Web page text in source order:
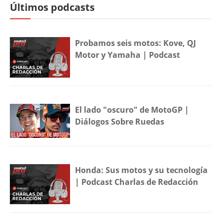
Últimos podcasts
Probamos seis motos: Kove, QJ
Motor y Yamaha | Podcast
El lado "oscuro" de MotoGP |
Diálogos Sobre Ruedas
Honda: Sus motos y su tecnología
| Podcast Charlas de Redacción